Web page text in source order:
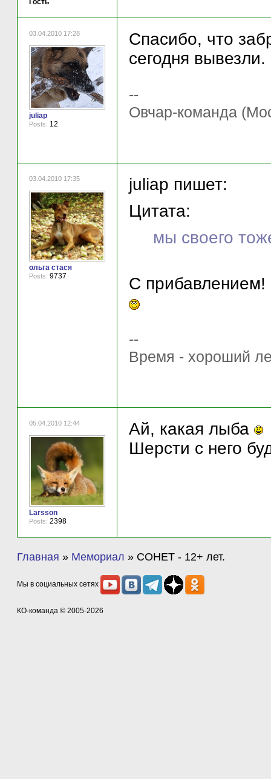
Гость
03.04.2010 17:28
juliap
Posts: 12
Спасибо, что
сегодня вывезли.
--
Овчар-команда
03.04.2010 17:35
ольга стася
Posts: 9737
juliap пишет:
Цитата:
мы своего
С
--
Время - хороший
05.04.2010 12:44
Larsson
Posts: 2398
Ай, какая лыба
Шерсти с него
Главная » Мемориал » СОНЕТ - 12+ лет.
Мы в социальных сетях
КО-команда © 2005-2026